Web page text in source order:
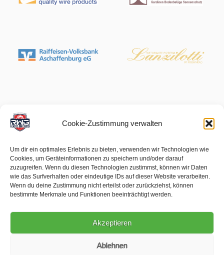
Cookie-Zustimmung verwalten
Um dir ein optimales Erlebnis zu bieten, verwenden wir Technologien wie
Cookies, um Geräteinformationen zu speichern und/oder darauf
zuzugreifen. Wenn du diesen Technologien zustimmst, können wir Daten
wie das Surfverhalten oder eindeutige IDs auf dieser Website verarbeiten.
Wenn du deine Zustimmung nicht erteilst oder zurückziehst, können
bestimmte Merkmale und Funktionen beeinträchtigt werden.
Akzeptieren
Ablehnen